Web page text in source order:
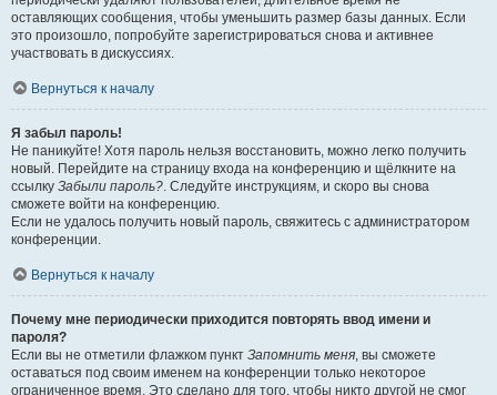
оставляющих сообщения, чтобы уменьшить размер базы данных. Если
это произошло, попробуйте зарегистрироваться снова и активнее
участвовать в дискуссиях.
Вернуться к началу
Я забыл пароль!
Не паникуйте! Хотя пароль нельзя восстановить, можно легко получить
новый. Перейдите на страницу входа на конференцию и щёлкните на
ссылку Забыли пароль?. Следуйте инструкциям, и скоро вы снова
сможете войти на конференцию.
Если не удалось получить новый пароль, свяжитесь с администратором
конференции.
Вернуться к началу
Почему мне периодически приходится повторять ввод имени и
пароля?
Если вы не отметили флажком пункт Запомнить меня, вы сможете
оставаться под своим именем на конференции только некоторое
ограниченное время. Это сделано для того, чтобы никто другой не смог